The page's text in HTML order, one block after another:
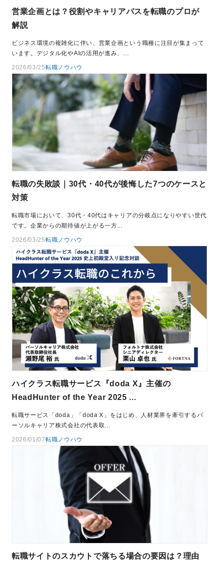
営業企画とは？役割やキャリアパスを転職のプロが
解説
ビジネス環境の複雑化に伴い、営業企画という職種に注目が集まって
います。デジタル化やAIの活用が進み、...
2026/03/25転職ノウハウ
転職の失敗談｜30代・40代が後悔した7つのケースと
対策
転職市場において、30代・40代はキャリアの分岐点になりやすい世代
です。企業からの期待値が上がる一方...
2026/03/25転職ノウハウ
ハイクラス転職サービス『doda X』主催の
HeadHunter of the Year 2025 ...
転職サービス「doda」「doda X」をはじめ、人材業界を牽引するパ
ーソルキャリア株式会社の代表取...
2026/01/07転職ノウハウ
転職サイトのスカウトで落ちる場合の要因は？理由